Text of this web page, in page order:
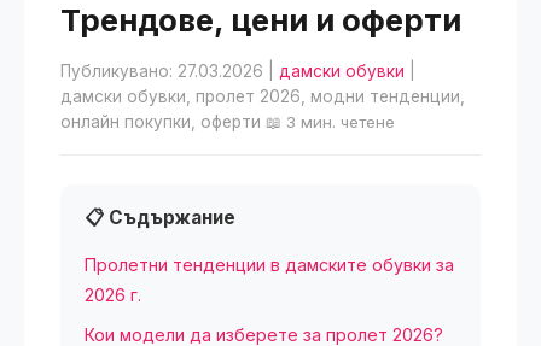
Трендове, цени и оферти
Публикувано: 27.03.2026 дамски обувки
дамски обувки, пролет 2026, модни тенденции,
онлайн покупки, оферти 📖 3 мин. четене
📋 Съдържание
Пролетни тенденции в дамските обувки за
2026 г.
Кои модели да изберете за пролет 2026?